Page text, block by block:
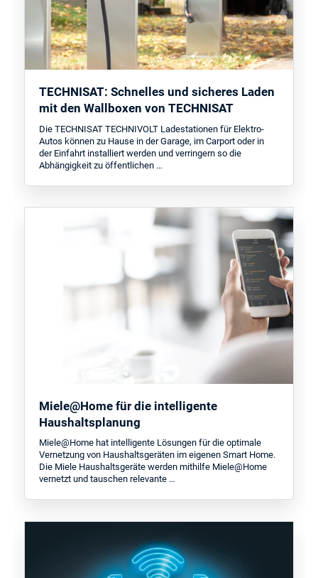
TECHNISAT: Schnelles und sicheres Laden
mit den Wallboxen von TECHNISAT
Die TECHNISAT TECHNIVOLT Ladestationen für Elektro-
Autos können zu Hause in der Garage, im Carport oder in
der Einfahrt installiert werden und verringern so die
Abhängigkeit zu öffentlichen …
Miele@Home für die intelligente
Haushaltsplanung
Miele@Home hat intelligente Lösungen für die optimale
Vernetzung von Haushaltsgeräten im eigenen Smart Home.
Die Miele Haushaltsgeräte werden mithilfe Miele@Home
vernetzt und tauschen relevante …